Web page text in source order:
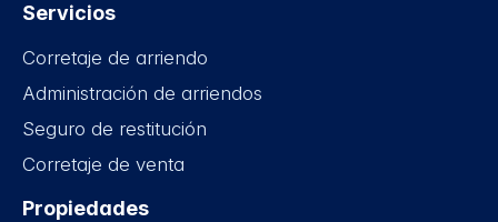
Servicios
Corretaje de arriendo
Administración de arriendos
Seguro de restitución
Corretaje de venta
Propiedades